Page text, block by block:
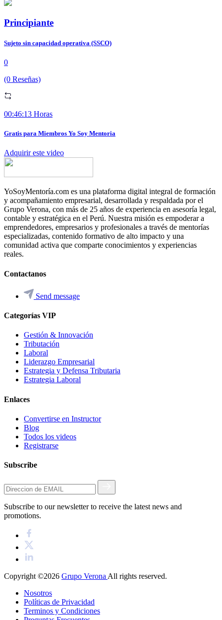
Principiante
Sujeto sin capacidad operativa (SSCO)
0
(0 Reseñas)
00:46:13 Horas
Gratis para Miembros Yo Soy Mentoria
Adquirir este video
YoSoyMentoría.com es una plataforma digital integral de formación
y acompañamiento empresarial, desarrollada y respaldada por el
Grupo Verona, con más de 25 años de experiencia en asesoría legal,
contable y estratégica en el Perú. Nuestra misión es empoderar a
emprendedores, empresarios y profesionales a través de mentorías
especializadas, contenido formativo de alto impacto y una
comunidad activa que comparte conocimientos y experiencias
reales.
Contactanos
Send message
Categorías VIP
Gestión & Innovación
Tributación
Laboral
Liderazgo Empresarial
Estrategia y Defensa Tributaria
Estrategia Laboral
Enlaces
Convertirse en Instructor
Blog
Todos los videos
Registrarse
Subscribe
Subscribe to our newsletter to receive the latest news and
promotions.
Copyright ©2026 Grupo Verona All rights reserved.
Nosotros
Políticas de Privacidad
Terminos y Condiciones